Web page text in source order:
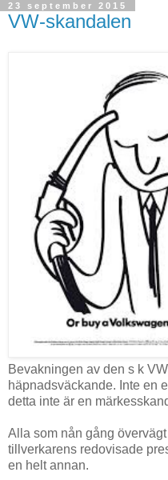
23 september 2015
VW-skandalen
Bevakningen av den s k
häpnadsväckande. Inte en
detta inte är en
Alla som nån gång
tillverkarens redovisade
en helt annan.